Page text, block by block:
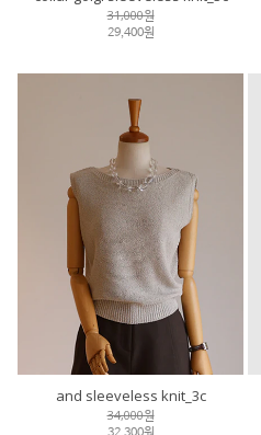
31,000원
29,400원
and sleeveless knit_3c
34,000원